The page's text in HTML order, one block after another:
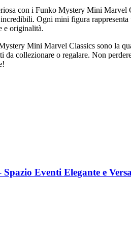
con i Funko Mystery Mini
Ogni mini figura
e originalità.
Mini Marvel Classics sono la
da collezionare o regalare. Non
Eventi Elegante e